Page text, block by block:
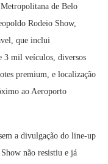
de Belo
Rodeio Show,
que inclui
3 mil veículos, diversos
premium, e localização
ao Aeroporto
a divulgação do line-up
não resistiu e já